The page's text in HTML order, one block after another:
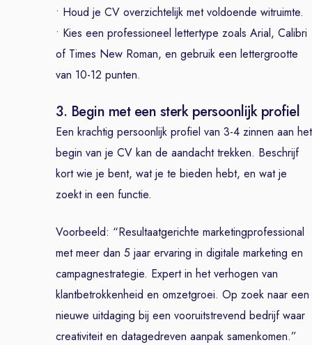
• Houd je CV overzichtelijk met voldoende witruimte.
• Kies een professioneel lettertype zoals Arial, Calibri
of Times New Roman, en gebruik een lettergrootte
van 10-12 punten.
3. Begin met een sterk persoonlijk profiel
Een krachtig persoonlijk profiel van 3-4 zinnen aan het
begin van je CV kan de aandacht trekken. Beschrijf
kort wie je bent, wat je te bieden hebt, en wat je
zoekt in een functie.
Voorbeeld: “Resultaatgerichte marketingprofessional
met meer dan 5 jaar ervaring in digitale marketing en
campagnestrategie. Expert in het verhogen van
klantbetrokkenheid en omzetgroei. Op zoek naar een
nieuwe uitdaging bij een vooruitstrevend bedrijf waar
creativiteit en datagedreven aanpak samenkomen.”